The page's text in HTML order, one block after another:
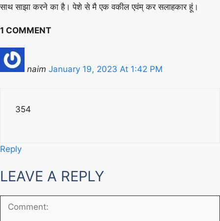
साथ साझा करने का है। पेशे से मै एक वकील एवंम् कर सलाहकार हूं।
1 COMMENT
naim January 19, 2023 At 1:42 PM
354
Reply
LEAVE A REPLY